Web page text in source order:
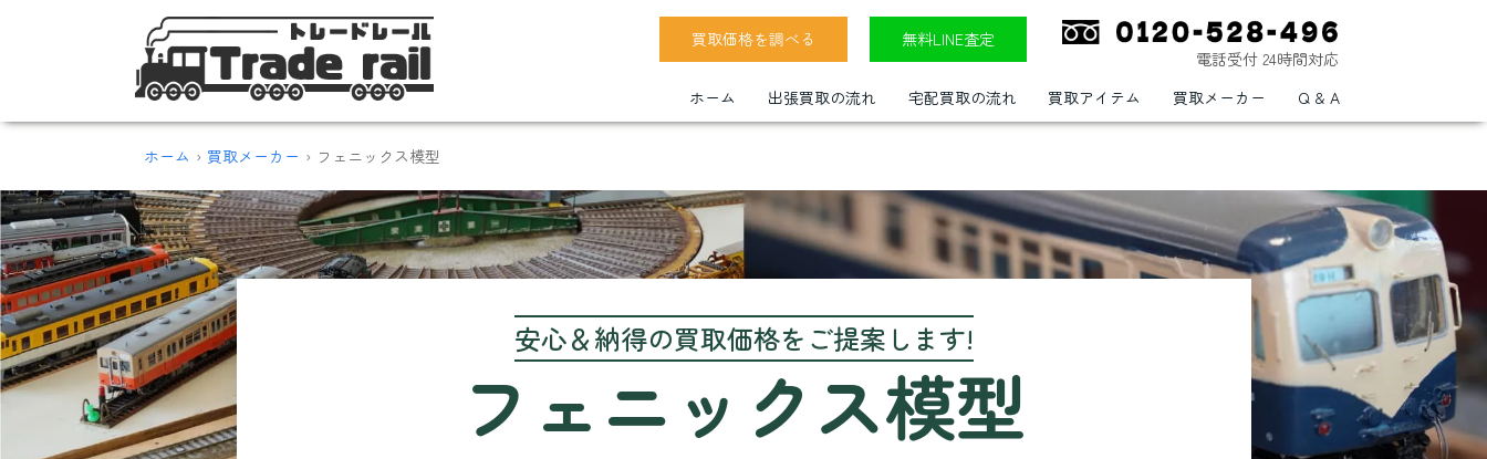
買取価格を調べる
無料LINE査定
電話受付 24時間対応
ホーム
出張買取の流れ 宅配買取の流れ 買取アイテム 買取メーカー Q & A
ホーム 買取メーカー フェニックス模型
安心＆納得の買取価格をご提案します!
フェニックス模型